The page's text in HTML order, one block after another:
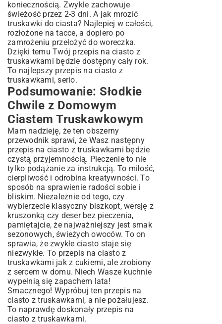
koniecznością. Zwykle zachowuje
świeżość przez 2-3 dni. A jak mrozić
truskawki do ciasta? Najlepiej w całości,
rozłożone na tacce, a dopiero po
zamrożeniu przełożyć do woreczka.
Dzięki temu Twój przepis na ciasto z
truskawkami będzie dostępny cały rok.
To najlepszy przepis na ciasto z
truskawkami, serio.
Podsumowanie: Słodkie
Chwile z Domowym
Ciastem Truskawkowym
Mam nadzieję, że ten obszerny
przewodnik sprawi, że Wasz następny
przepis na ciasto z truskawkami będzie
czystą przyjemnością. Pieczenie to nie
tylko podążanie za instrukcją. To miłość,
cierpliwość i odrobina kreatywności. To
sposób na sprawienie radości sobie i
bliskim. Niezależnie od tego, czy
wybierzecie klasyczny biszkopt, wersję z
kruszonką czy deser bez pieczenia,
pamiętajcie, że najważniejszy jest smak
sezonowych, świeżych owoców. To on
sprawia, że zwykłe ciasto staje się
niezwykłe. To przepis na ciasto z
truskawkami jak z cukierni, ale zrobiony
z sercem w domu. Niech Wasze kuchnie
wypełnią się zapachem lata!
Smacznego! Wypróbuj ten przepis na
ciasto z truskawkami, a nie pożałujesz.
To naprawdę doskonały przepis na
ciasto z truskawkami.